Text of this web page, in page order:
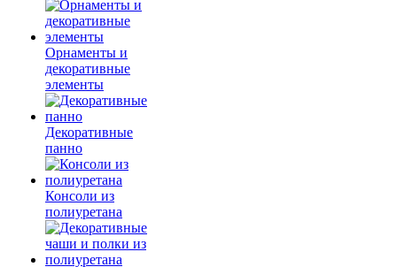
Орнаменты и
декоративные
элементы
Декоративные
панно
Консоли из
полиуретана